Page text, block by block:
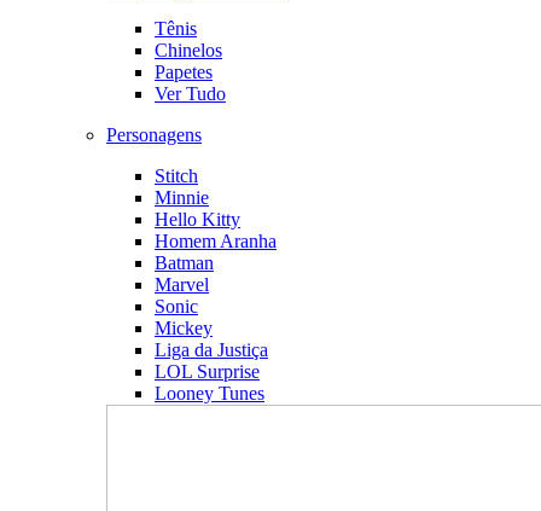
Tênis
Chinelos
Papetes
Ver Tudo
Personagens
Stitch
Minnie
Hello Kitty
Homem Aranha
Batman
Marvel
Sonic
Mickey
Liga da Justiça
LOL Surprise
Looney Tunes